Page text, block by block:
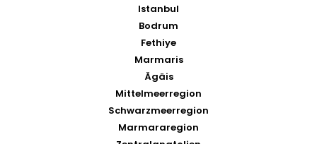
Istanbul
Bodrum
Fethiye
Marmaris
Ägäis
Mittelmeerregion
Schwarzmeerregion
Marmararegion